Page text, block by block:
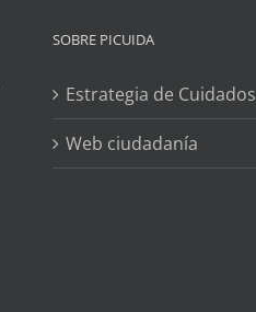
SOBRE PICUIDA
Estrategia de Cuidados
Web ciudadanía